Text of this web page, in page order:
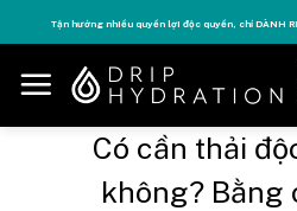
to
content
Tận hưởng nhiều quyền lợi độc quyền, chỉ DÀNH
Có cần thải
không? Bằng